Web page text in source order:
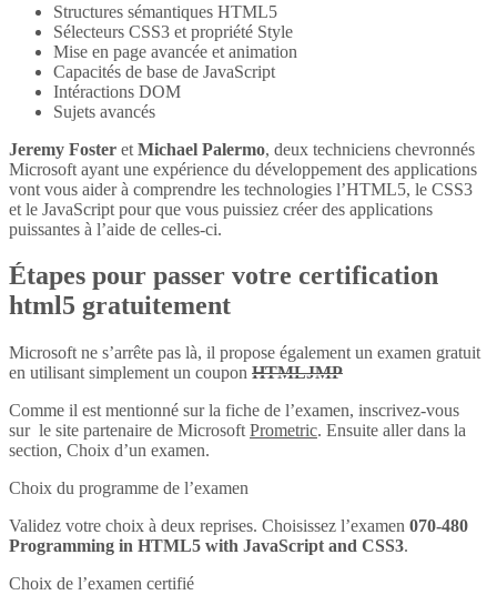
Structures sémantiques HTML5
Sélecteurs CSS3 et propriété Style
Mise en page avancée et animation
Capacités de base de JavaScript
Intéractions DOM
Sujets avancés
Jeremy Foster et Michael Palermo, deux techniciens chevronnés
Microsoft ayant une expérience du développement des applications
vont vous aider à comprendre les technologies l’HTML5, le CSS3
et le JavaScript pour que vous puissiez créer des applications
puissantes à l’aide de celles-ci.
Étapes pour passer votre certification
html5 gratuitement
Microsoft ne s’arrête pas là, il propose également un examen gratuit
en utilisant simplement un coupon HTMLJMP
Comme il est mentionné sur la fiche de l’examen, inscrivez-vous
sur le site partenaire de Microsoft Prometric. Ensuite aller dans la
section, Choix d’un examen.
Choix du programme de l’examen
Validez votre choix à deux reprises. Choisissez l’examen 070-480
Programming in HTML5 with JavaScript and CSS3.
Choix de l’examen certifié